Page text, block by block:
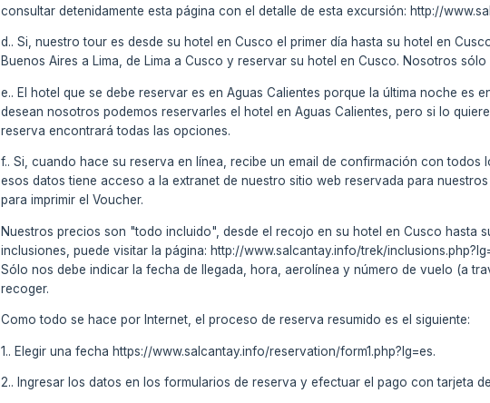
consultar detenidamente esta página con el detalle de esta excursión: http://
d.. Si, nuestro tour es desde su hotel en Cusco el primer día hasta su hotel en
Buenos Aires a Lima, de Lima a Cusco y reservar su hotel en Cusco. Nosotros
e.. El hotel que se debe reservar es en Aguas Calientes porque la última noche es
desean nosotros podemos reservarles el hotel en Aguas Calientes, pero si lo
reserva encontrará todas las opciones.
f.. Si, cuando hace su reserva en línea, recibe un email de confirmación con
esos datos tiene acceso a la extranet de nuestro sitio web reservada para
para imprimir el Voucher.
Nuestros precios son "todo incluido", desde el recojo en su hotel en Cusco hasta
inclusiones, puede visitar la página: http://www.salcantay.info/trek/
Sólo nos debe indicar la fecha de llegada, hora, aerolínea y número de vuelo (a
recoger.
Como todo se hace por Internet, el proceso de reserva resumido es el siguiente:
1.. Elegir una fecha https://www.salcantay.info/reservation/form1.php?lg=es.
2.. Ingresar los datos en los formularios de reserva y efectuar el pago con tarjeta